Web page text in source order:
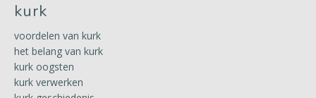
kurk
voordelen van kurk
het belang van kurk
kurk oogsten
kurk verwerken